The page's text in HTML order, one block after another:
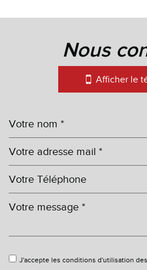
nous
Afficher le
J'accepte les conditions d'utilisation